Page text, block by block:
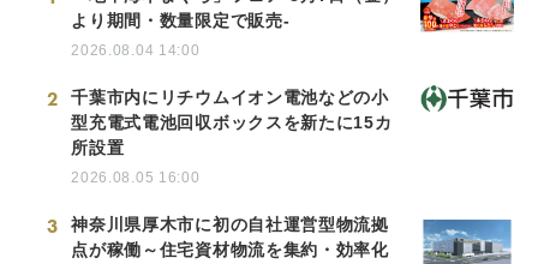
より期間・数量限定で販売-
2026.08.04 14:00
2
千葉市内にリチウムイオン電池などの小
型充電式電池回収ボックスを新たに15カ
所設置
2026.08.05 16:00
3
神奈川県厚木市に初の自社運営型物流拠
点が稼働～住宅資材物流を集約・効率化